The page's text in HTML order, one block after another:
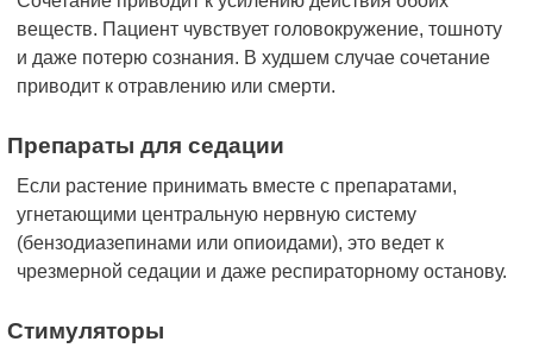
веществ. Пациент чувствует головокружение, тошноту
и даже потерю сознания. В худшем случае сочетание
приводит к отравлению или смерти.
Препараты для седации
Если растение принимать вместе с препаратами,
угнетающими центральную нервную систему
(бензодиазепинами или опиоидами), это ведет к
чрезмерной седации и даже респираторному останову.
Стимуляторы